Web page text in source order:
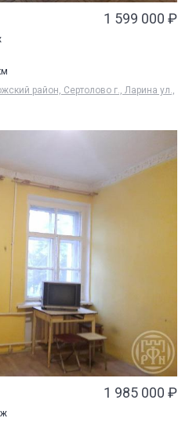
1 599 000 ₽
район, Сертолово г., Ларина ул.,
1 985 000 ₽